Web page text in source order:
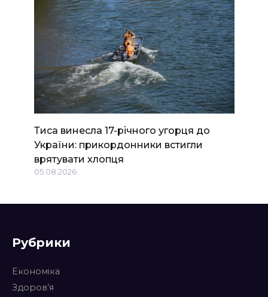
Тиса винесла 17-річного угорця до
України: прикордонники встигли
врятувати хлопця
05.08.2026
Рубрики
Економіка
Здоров’я